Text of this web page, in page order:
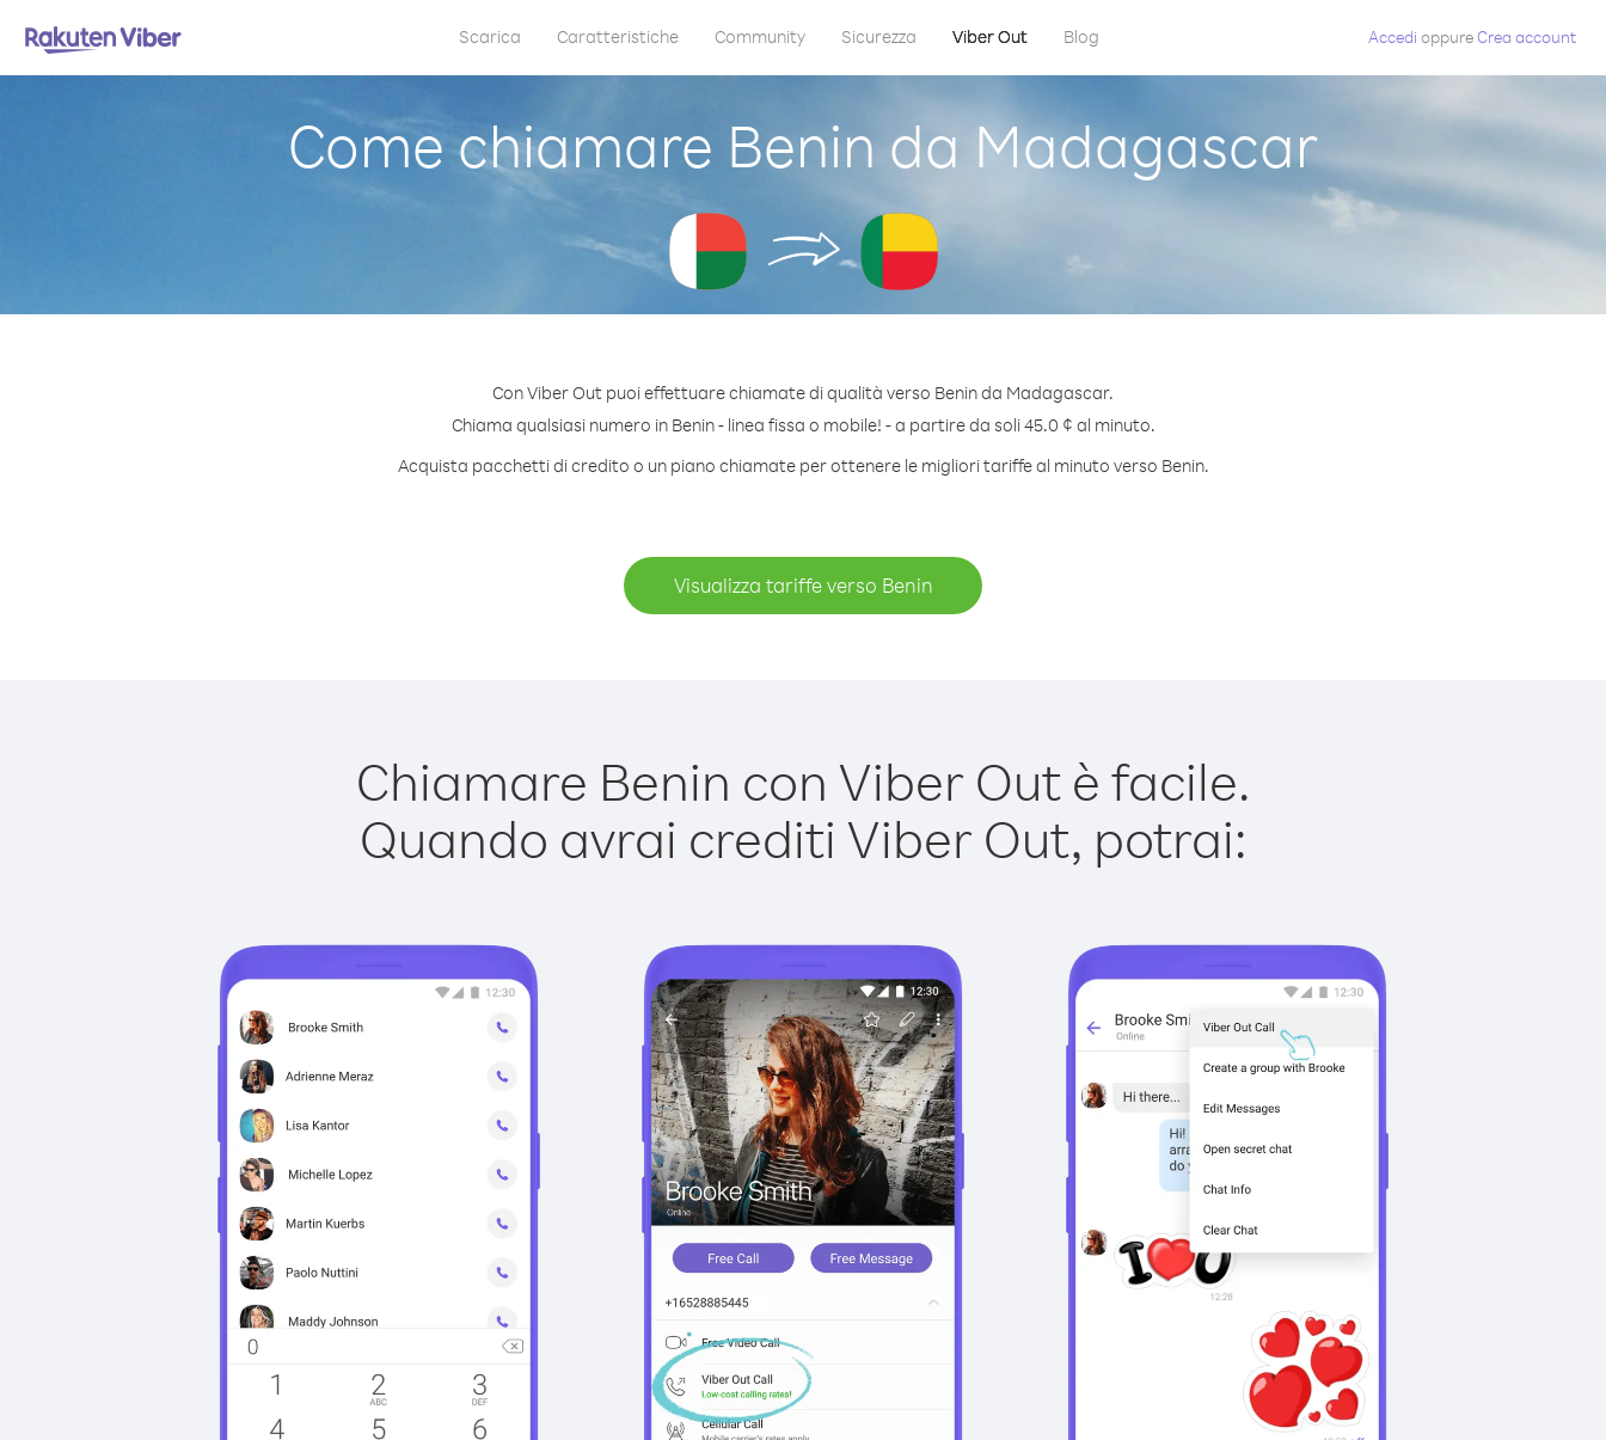
Scarica Caratteristiche Community Sicurezza Viber Out Blog Accedi oppureCrea account
Come chiamare Benin da Madagascar
Con Viber Out puoi effettuare chiamate di qualità verso Benin da Madagascar.
Chiama qualsiasi numero in Benin - linea fissa o mobile! - a partire da soli 45.0 ¢ al minuto.
Acquista pacchetti di credito o un piano chiamate per ottenere le migliori tariffe al minuto verso Benin.
Visualizza tariffe verso Benin
Chiamare Benin con Viber Out è facile.
Quando avrai crediti Viber Out, potrai: